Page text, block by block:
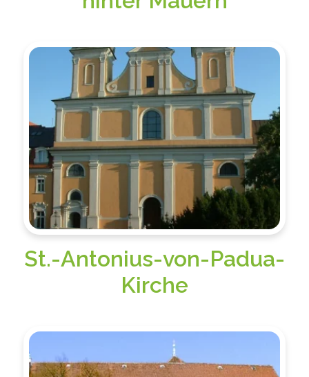
St.-Antonius-von-Padua-
Kirche